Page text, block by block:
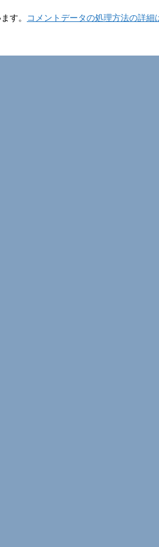
す。
コメントデータの処理方法の詳細